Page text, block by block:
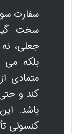
سفارت
سخت
جعلی،
بلکه می
متمادی
کند و
باشد.
کنسولی